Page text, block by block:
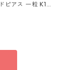
ピアス 一粒 K18
ド 合計0.1ct ス
おしゃれ シンプ